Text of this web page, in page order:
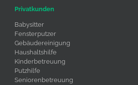
Privatkunden
Babysitter
Fensterputzer
Gebäudereinigung
Haushaltshilfe
Kinderbetreuung
Putzhilfe
Seniorenbetreuung